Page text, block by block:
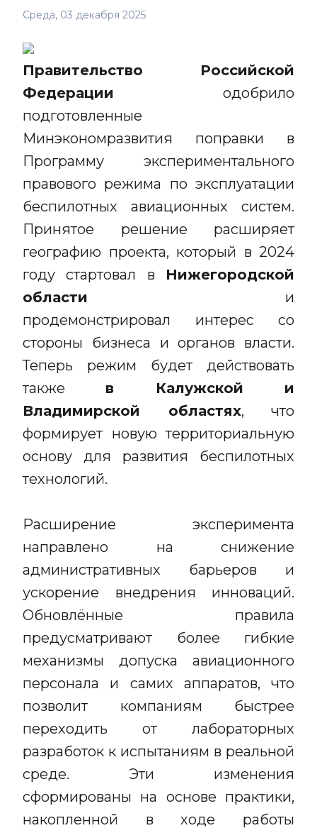
Среда, 03 декабря 2025
Правительство Российской
Федерации одобрило
подготовленные
Минэкономразвития поправки в
Программу экспериментального
правового режима по эксплуатации
беспилотных авиационных систем.
Принятое решение расширяет
географию проекта, который в 2024
году стартовал в Нижегородской
области и
продемонстрировал интерес со
стороны бизнеса и органов власти.
Теперь режим будет действовать
также в Калужской и
Владимирской областях, что
формирует новую территориальную
основу для развития беспилотных
технологий.
Расширение эксперимента
направлено на снижение
административных барьеров и
ускорение внедрения инноваций.
Обновлённые правила
предусматривают более гибкие
механизмы допуска авиационного
персонала и самих аппаратов, что
позволит компаниям быстрее
переходить от лабораторных
разработок к испытаниям в реальной
среде. Эти изменения
сформированы на основе практики,
накопленной в ходе работы